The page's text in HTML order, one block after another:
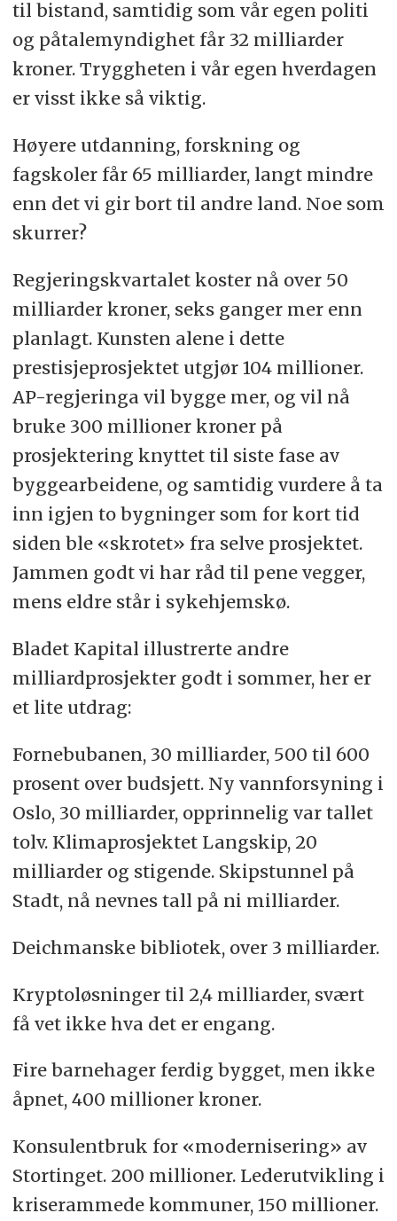
til bistand, samtidig som vår egen politi
og påtalemyndighet får 32 milliarder
kroner. Tryggheten i vår egen hverdagen
er visst ikke så viktig.
Høyere utdanning, forskning og
fagskoler får 65 milliarder, langt mindre
enn det vi gir bort til andre land. Noe som
skurrer?
Regjeringskvartalet koster nå over 50
milliarder kroner, seks ganger mer enn
planlagt. Kunsten alene i dette
prestisjeprosjektet utgjør 104 millioner.
AP-regjeringa vil bygge mer, og vil nå
bruke 300 millioner kroner på
prosjektering knyttet til siste fase av
byggearbeidene, og samtidig vurdere å ta
inn igjen to bygninger som for kort tid
siden ble «skrotet» fra selve prosjektet.
Jammen godt vi har råd til pene vegger,
mens eldre står i sykehjemskø.
Bladet Kapital illustrerte andre
milliardprosjekter godt i sommer, her er
et lite utdrag:
Fornebubanen, 30 milliarder, 500 til 600
prosent over budsjett. Ny vannforsyning i
Oslo, 30 milliarder, opprinnelig var tallet
tolv. Klimaprosjektet Langskip, 20
milliarder og stigende. Skipstunnel på
Stadt, nå nevnes tall på ni milliarder.
Deichmanske bibliotek, over 3 milliarder.
Kryptoløsninger til 2,4 milliarder, svært
få vet ikke hva det er engang.
Fire barnehager ferdig bygget, men ikke
åpnet, 400 millioner kroner.
Konsulentbruk for «modernisering» av
Stortinget. 200 millioner. Lederutvikling i
kriserammede kommuner, 150 millioner.